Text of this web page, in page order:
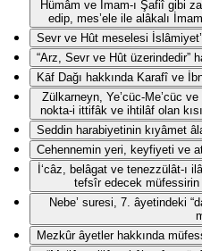
Hümâm ve İmam-ı Şafiî gibi
edip, mes’ele ile alâkalı
Sevr ve Hût meselesi
“Arz, Sevr ve Hût üzerindedir”
Kāf Dağı hakkında Karafî ve
Zülkarneyn, Ye’cüc-Me’cüc
nokta-i ittifâk ve ihtilâf olan
Seddin harabiyetinin kıyâmet
Cehennemin yeri, keyfiyeti ve
İ‘câz, belâgat ve tenezzülât-ı
tefsîr edecek müfessirin
Nebe’ suresi, 7. âyetindeki
Mezkûr âyetler hakkında